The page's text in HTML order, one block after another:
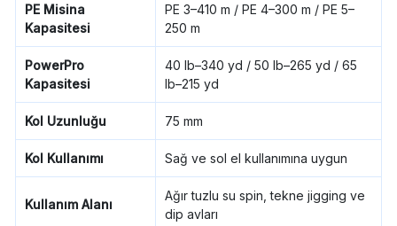
PE Misina
Kapasitesi
PE 3–410 m / PE 4–300 m / PE 5–
250 m
PowerPro
Kapasitesi
40 lb–340 yd / 50 lb–265 yd / 65
lb–215 yd
Kol Uzunluğu 75 mm
Kol Kullanımı Sağ ve sol el kullanımına uygun
Kullanım Alanı
Ağır tuzlu su spin, tekne jigging ve
dip avları